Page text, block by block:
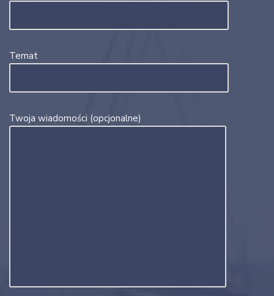
Temat
Twoja wiadomości (opcjonalne)